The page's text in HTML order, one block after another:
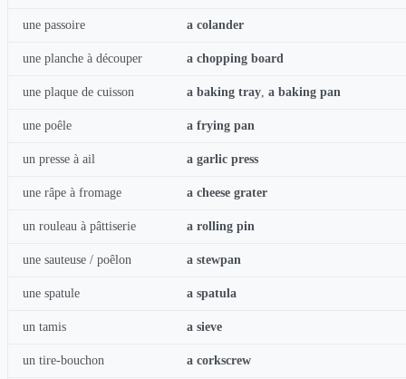
une passoire a colander
une planche à découper a chopping board
une plaque de cuisson a baking tray, a baking pan
une poêle a frying pan
un presse à ail a garlic press
une râpe à fromage a cheese grater
un rouleau à pâttiserie a rolling pin
une sauteuse / poêlon a stewpan
une spatule a spatula
un tamis a sieve
un tire-bouchon a corkscrew